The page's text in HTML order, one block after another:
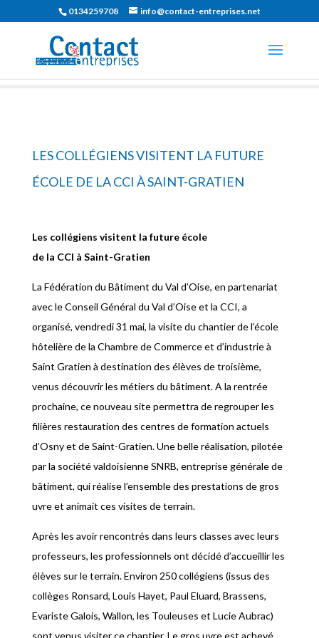
0134259708 info@contact-entreprises.net
LES COLLÉGIENS VISITENT LA FUTURE
ÉCOLE DE LA CCI À SAINT-GRATIEN
Les collégiens visitent la future école
de la CCI à Saint-Gratien
La Fédération du Bâtiment du Val d’Oise, en partenariat
avec le Conseil Général du Val d’Oise et la CCI, a
organisé, vendredi 31 mai, la visite du chantier de l’école
hôtelière de la Chambre de Commerce et d’industrie à
Saint Gratien à destination des élèves de troisième,
venus découvrir les métiers du bâtiment. A la rentrée
prochaine, ce nouveau site permettra de regrouper les
filières restauration des centres de formation actuels
d’Osny et de Saint-Gratien. Une belle réalisation, pilotée
par la société valdoisienne SNRB, entreprise générale de
bâtiment, qui réalise l’ensemble des prestations de gros
uvre et animait ces visites de terrain.
Après les avoir rencontrés dans leurs classes avec leurs
professeurs, les professionnels ont décidé d’accueillir les
élèves sur le terrain. Environ 250 collégiens (issus des
collèges Ronsard, Louis Hayet, Paul Eluard, Brassens,
Evariste Galois, Wallon, les Touleuses et Lucie Aubrac)
sont venus visiter ce chantier. Le gros uvre est achevé,